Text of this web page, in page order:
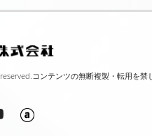
コンテンツの無断複製・転用を禁